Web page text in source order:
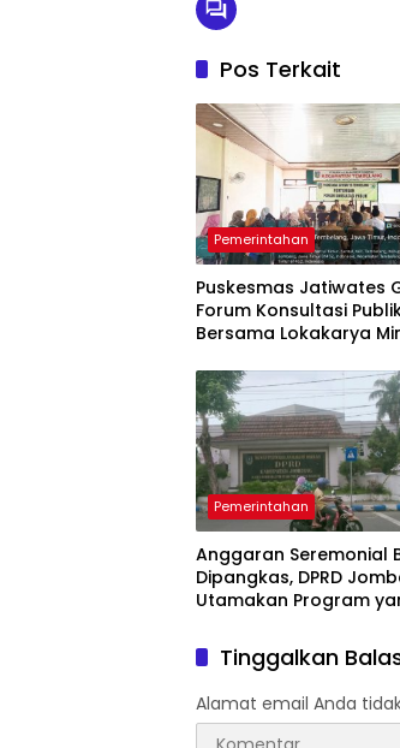
Pos Terkait
Pemerintahan
Puskesmas Jatiwates
Forum Konsultasi
Bersama Lokakarya
Tingkatkan Mutu
Kesehatan Jombang
Pemerintahan
Anggaran Seremonial
Dipangkas, DPRD
Utamakan Program
Tinggalkan
Alamat email Anda